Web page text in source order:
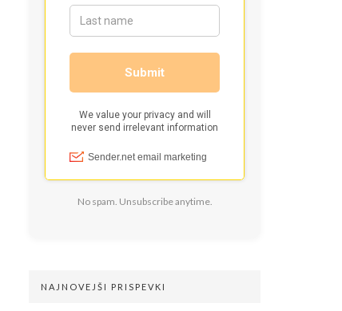
No spam. Unsubscribe anytime.
NAJNOVEJŠI PRISPEVKI